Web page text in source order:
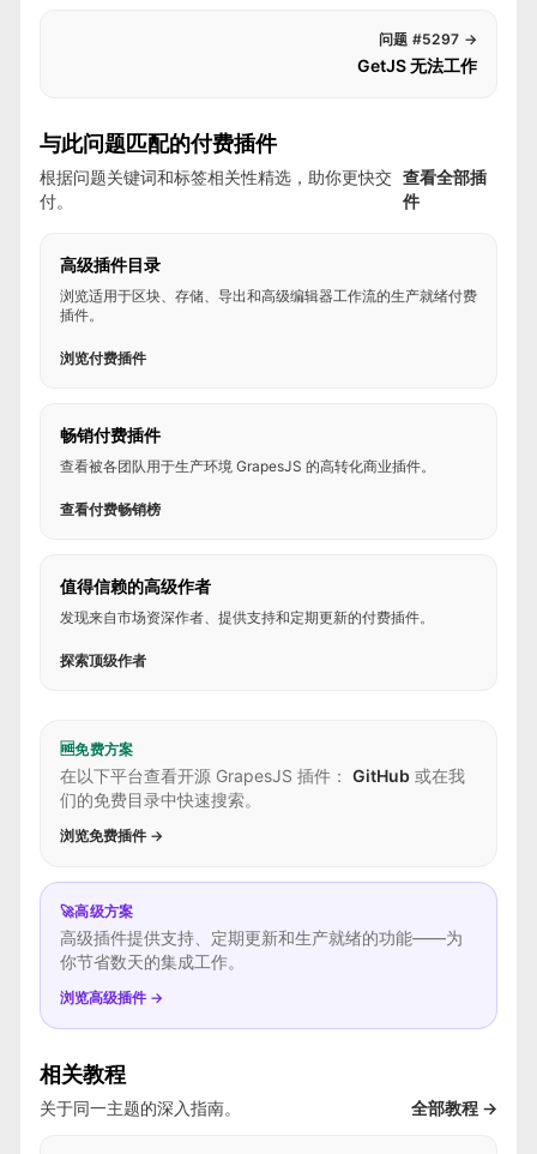
问题 #5297 →
GetJS 无法工作
与此问题匹配的付费插件
根据问题关键词和标签相关性精选，助你更快交
付。
查看全部插
件
高级插件目录
浏览适用于区块、存储、导出和高级编辑器工作流的生产就绪付费
插件。
浏览付费插件
畅销付费插件
查看被各团队用于生产环境 GrapesJS 的高转化商业插件。
查看付费畅销榜
值得信赖的高级作者
发现来自市场资深作者、提供支持和定期更新的付费插件。
探索顶级作者
🆓免费方案
在以下平台查看开源 GrapesJS 插件： GitHub 或在我
们的免费目录中快速搜索。
浏览免费插件 →
🚀高级方案
高级插件提供支持、定期更新和生产就绪的功能——为
你节省数天的集成工作。
浏览高级插件 →
相关教程
关于同一主题的深入指南。 全部教程 →